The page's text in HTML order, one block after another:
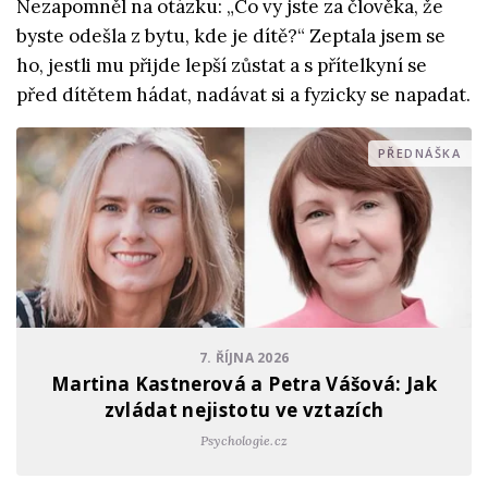
Nezapomněl na otázku: „Co vy jste za člověka, že
byste odešla z bytu, kde je dítě?“ Zeptala jsem se
ho, jestli mu přijde lepší zůstat a s přítelkyní se
před dítětem hádat, nadávat si a fyzicky se napadat.
PŘEDNÁŠKA
7. ŘÍJNA 2026
Martina Kastnerová a Petra Vášová: Jak
zvládat nejistotu ve vztazích
Psychologie.cz